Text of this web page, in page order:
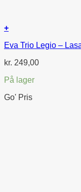
+
Eva Trio Legio –
kr. 249,00
På lager
Go' Pris